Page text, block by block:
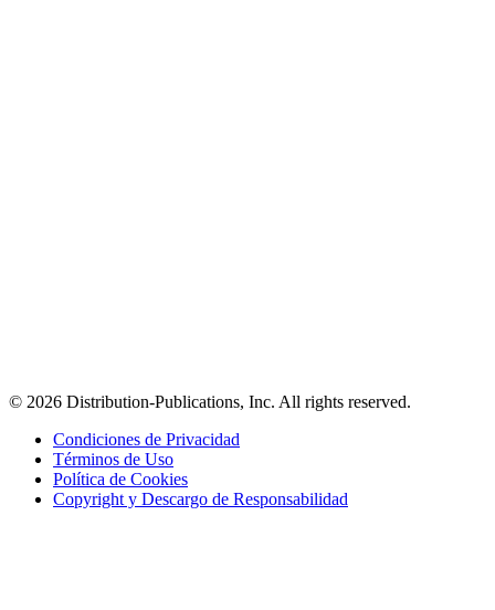
© 2026 Distribution-Publications, Inc. All rights reserved.
Condiciones de Privacidad
Términos de Uso
Política de Cookies
Copyright y Descargo de Responsabilidad